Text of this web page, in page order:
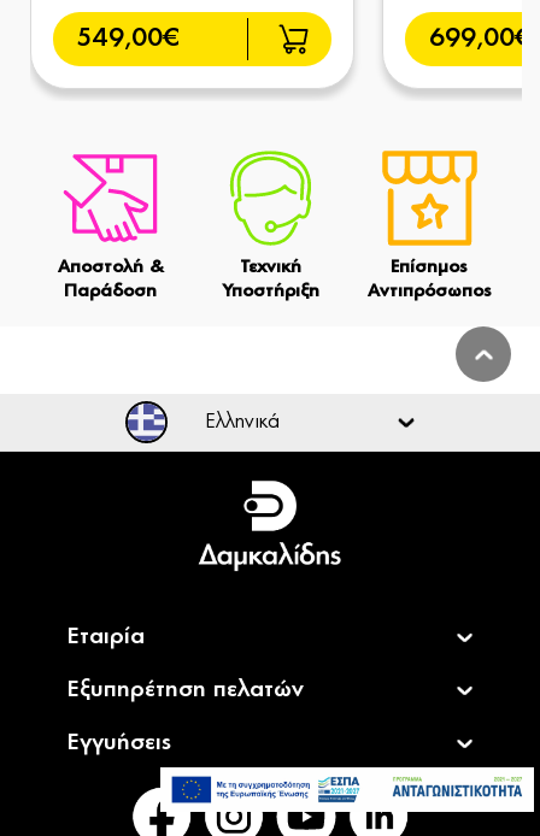
549,00€ 699,00€
Αποστολή &
Παράδοση
Τεχνική
Υποστήριξη
Επίσημος
Αντιπρόσωπος
Προσθήκη στο καλάθι
Ελληνικά
Ελληνικά
English
Εταιρία
Εξυπηρέτηση πελατών
Εγγυήσεις